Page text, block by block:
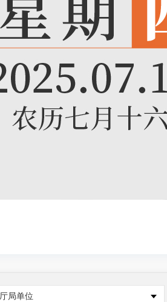
局单位